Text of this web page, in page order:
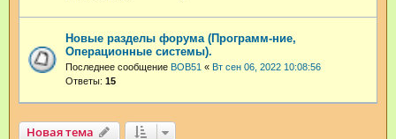
Новые разделы форума (Программ-ние,
Операционные системы).
Последнее сообщение BOB51 « Вт сен 06, 2022 10:08:56
Ответы: 15
Новая тема